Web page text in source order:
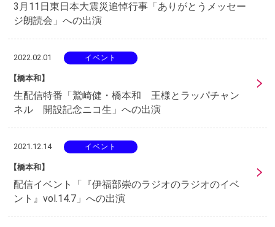
3月11日東日本大震災追悼行事「ありがとうメッセー
ジ朗読会」への出演
2022.02.01 イベント
【橋本和】
生配信特番「鷲崎健・橋本和 王様とラッパチャン
ネル 開設記念ニコ生」への出演
2021.12.14 イベント
【橋本和】
配信イベント「『伊福部崇のラジオのラジオのイベ
ント』vol.14.7」への出演